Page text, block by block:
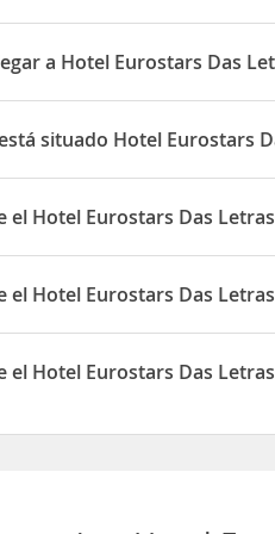
a Hotel Eurostars Das
Das Letrasse encuentra en
de la ciudad, cerca de la
situado Hotel Eurostars
Das Letras está situado
el Hotel Eurostars Das
Eurostars Das Letras dispone
el Hotel Eurostars Das
Eurostars Das Letras dispone
el Hotel Eurostars Das